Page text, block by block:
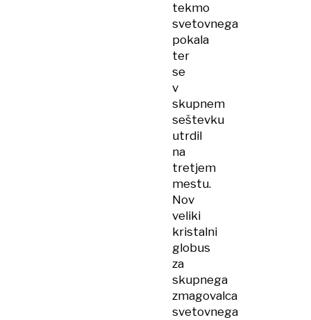
tekmo
svetovnega
pokala
ter
se
v
skupnem
seštevku
utrdil
na
tretjem
mestu.
Nov
veliki
kristalni
globus
za
skupnega
zmagovalca
svetovnega